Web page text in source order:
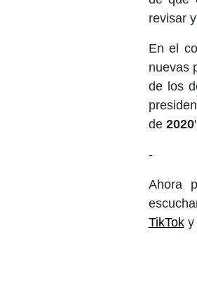
revisar
En el
nuevas
de los
de 2020
-
Ahora
TikToky